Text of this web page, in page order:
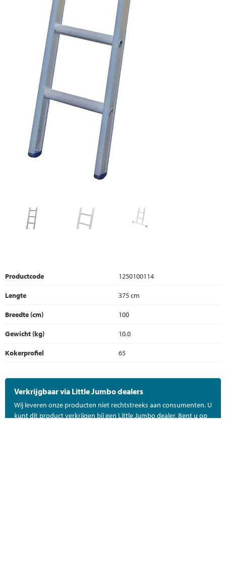
Productcode
1250100114
Lengte
375 cm
Breedte (cm)
100
Gewicht (kg)
10.0
Kokerprofiel
65
Verkrijgbaar via Little Jumbo dealers
Wij leveren onze producten niet rechtstreeks aan consumenten. U
kunt dit product verkrijgen bij een Little Jumbo dealer. Bent u op